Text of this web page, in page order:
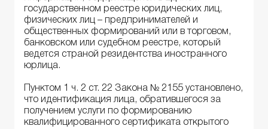
государственном реестре юридических лиц,
физических лиц – предпринимателей и
общественных формирований или в торговом,
банковском или судебном реестре, который
ведется страной резидентства иностранного
юрлица.
Пунктом 1 ч. 2 ст. 22 Закона № 2155 установлено,
что идентификация лица, обратившегося за
получением услуги по формированию
квалифицированного сертификата открытого